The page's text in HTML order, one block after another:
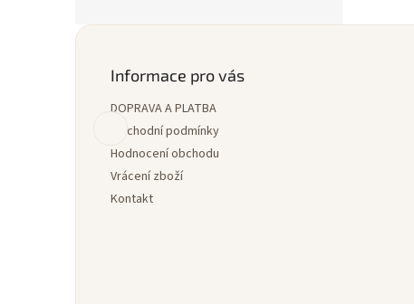
Informace pro vás
DOPRAVA A PLATBA
Obchodní podmínky
Hodnocení obchodu
Vrácení zboží
Kontakt